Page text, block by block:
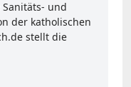
und
der katholischen
stellt die